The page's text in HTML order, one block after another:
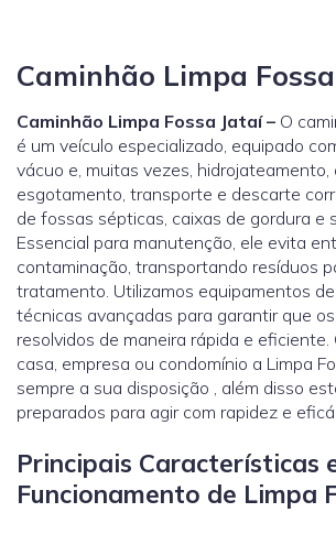
Caminhão Limpa
Caminhão Limpa Fossa Jataí – O
é um veículo especializado, equipado
vácuo e, muitas vezes, hidrojateamento,
esgotamento, transporte e descarte
de fossas sépticas, caixas de gordura e
Essencial para manutenção, ele evita
contaminação, transportando resíduos
tratamento. Utilizamos equipamentos
técnicas avançadas para garantir que
resolvidos de maneira rápida e eficiente.
casa, empresa ou condomínio a Limpa
sempre a sua disposição , além disso
preparados para agir com rapidez e
Principais Características
Funcionamento de Limpa